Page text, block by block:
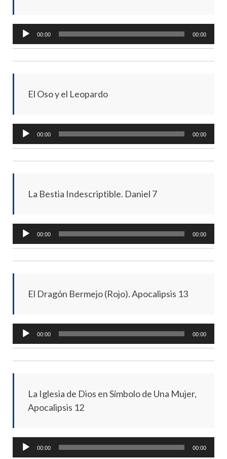
Audio
00:00 00:00
El Oso y el Leopardo
Audio
00:00 00:00
La Bestia Indescriptible. Daniel 7
Audio
00:00 00:00
El Dragón Bermejo (Rojo). Apocalipsis 13
Audio
00:00 00:00
La Iglesia de Dios en Símbolo de Una Mujer,
Apocalipsis 12
Audio
00:00 00:00